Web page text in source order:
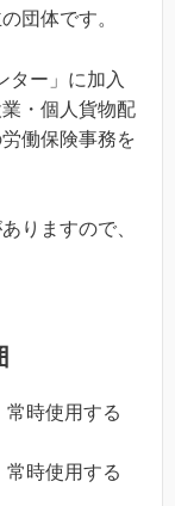
団体です。
ター」に加入
・個人貨物配
働保険事務を
りますので、
時使用する
時使用する